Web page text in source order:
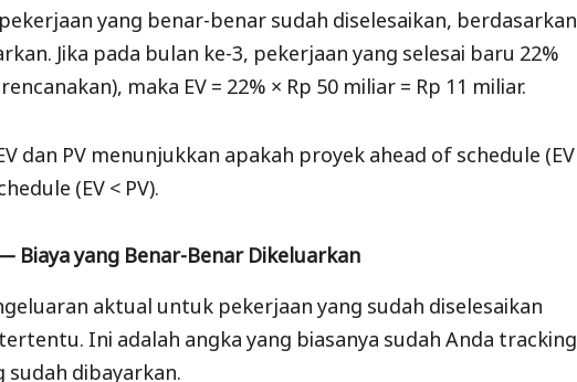
yang benar-benar sudah diselesaikan, berdasarkan
Jika pada bulan ke-3, pekerjaan yang selesai baru 22%
maka EV = 22% × Rp 50 miliar = Rp 11 miliar.
dan PV menunjukkan apakah proyek ahead of schedule (EV
(EV < PV).
Biaya yang Benar-Benar Dikeluarkan
aktual untuk pekerjaan yang sudah diselesaikan
Ini adalah angka yang biasanya sudah Anda tracking
dibayarkan.